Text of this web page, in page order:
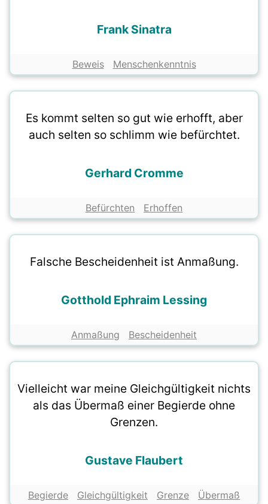
Frank Sinatra
Beweis Menschenkenntnis
Es kommt selten so gut wie erhofft, aber
auch selten so schlimm wie befürchtet.
Gerhard Cromme
Befürchten Erhoffen
Falsche Bescheidenheit ist Anmaßung.
Gotthold Ephraim Lessing
Anmaßung Bescheidenheit
Vielleicht war meine Gleichgültigkeit nichts
als das Übermaß einer Begierde ohne
Grenzen.
Gustave Flaubert
Begierde Gleichgültigkeit Grenze Übermaß